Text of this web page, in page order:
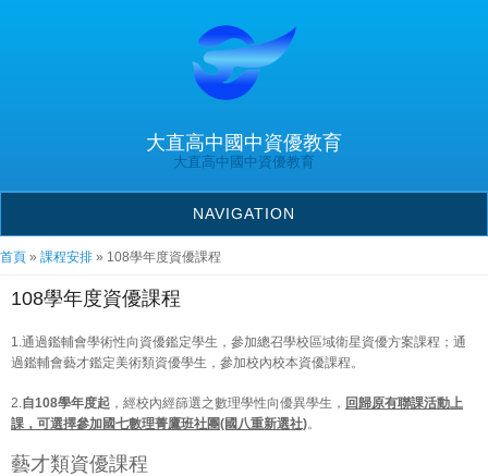
大直高中國中資優教育
大直高中國中資優教育
NAVIGATION
您在這裡
首頁 » 課程安排 » 108學年度資優課程
108學年度資優課程
1.通過鑑輔會學術性向資優鑑定學生，參加總召學校區域衛星資優方案課程；通
過鑑輔會藝才鑑定美術類資優學生，參加校內校本資優課程。
2.自108學年度起 ，經校內經篩選之數理學性向優異學生， 回歸原有聯課活動上
課，可選擇參加國七數理菁鷹班社團(國八重新選社)。
藝才類資優課程